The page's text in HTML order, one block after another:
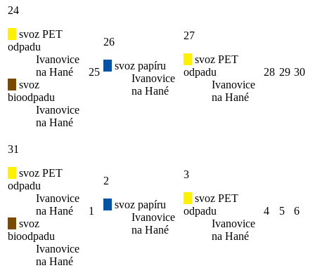
24
svoz PET
odpadu
Ivanovice
na Hané
svoz
bioodpadu
Ivanovice
na Hané
25
26
svoz papíru
Ivanovice
na Hané
27
svoz PET
odpadu
Ivanovice
na Hané
28 29 30
31
svoz PET
odpadu
Ivanovice
na Hané
svoz
bioodpadu
Ivanovice
na Hané
1
2
svoz papíru
Ivanovice
na Hané
3
svoz PET
odpadu
Ivanovice
na Hané
4 5 6